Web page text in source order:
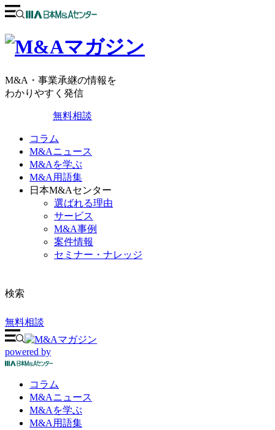
M&A・事業承継の情報を
わかりやすく発信
無料相談
コラム
M&Aニュース
M&Aを学ぶ
M&A用語集
日本M&Aセンター
選ばれる理由
サービス
M&A事例
案件情報
セミナー・ナレッジ
検索
無料相談
powered by
コラム
M&Aニュース
M&Aを学ぶ
M&A 用語集